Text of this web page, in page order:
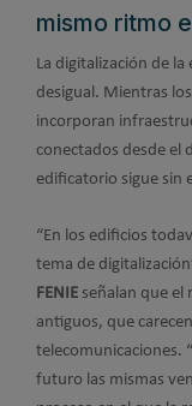
mismo ritmo
La digitalización de
desigual. Mientras
incorporan
conectados desde el
edificatorio sigue sin
“En los edificios
tema de
FENIE señalan que el
antiguos, que
telecomunicaciones.
futuro las mismas